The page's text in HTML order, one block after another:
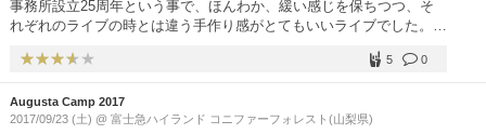
事務所設立25周年という事で、ほんわか、緩い感じを保ちつつ、そ
れぞれのライブの時とは違う手作り感がとてもいいライブでした。
した。 この緩さ。。。全部DVDとかにならないのかしら。と期待し
ています。 去年から名物になってるはったんピーちゃんも良かった
し、何より杏子さん×大橋くん×ピストルさん×カボチャの人のコラボ
が最高でした。 ゆうくんの歌はなんとも、本当に感動しました。 あ
0
5
Augusta Camp 2017
2017/09/23 (土) @ 富士急ハイランド コニファーフォレスト(山梨県)